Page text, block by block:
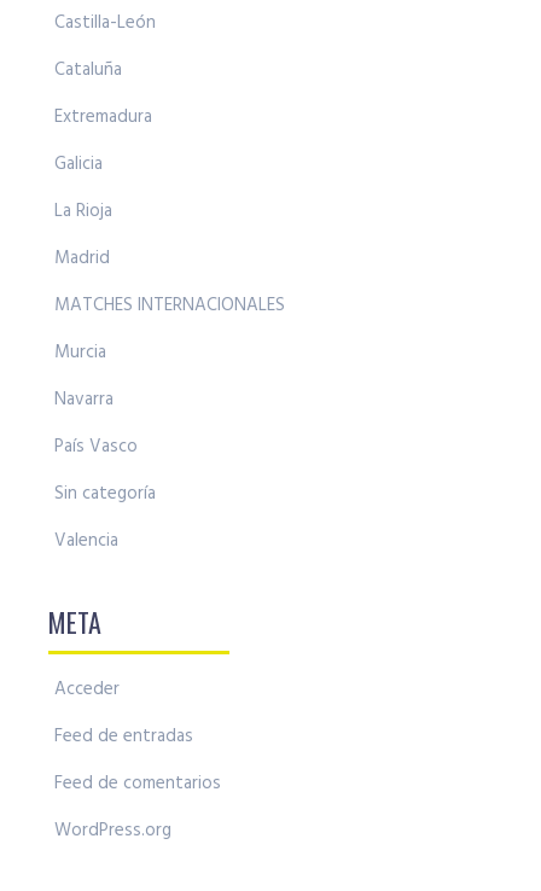
Castilla-León
Cataluña
Extremadura
Galicia
La Rioja
Madrid
MATCHES INTERNACIONALES
Murcia
Navarra
País Vasco
Sin categoría
Valencia
META
Acceder
Feed de entradas
Feed de comentarios
WordPress.org